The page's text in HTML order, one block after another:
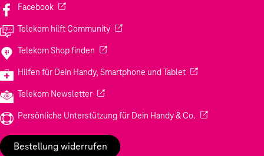
Facebook(Wird in einem neuen Tab geöffnet)
Telekom hilft Community(Wird in einem neuen Tab geöffnet)
Telekom Shop finden (Wird in einem neuen Tab geöffnet)
Hilfen für Dein Handy, Smartphone und Tablet(Wird in einem
Telekom Newsletter(Wird in einem neuen Tab geöffnet)
Persönliche Unterstützung für Dein Handy & Co. (Wird in einem
Bestellung widerrufen